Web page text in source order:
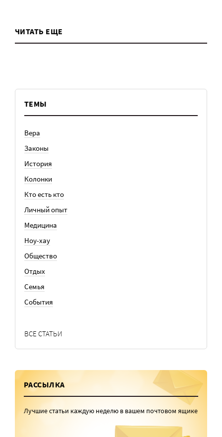
ЧИТАТЬ ЕЩЕ
ТЕМЫ
Вера
Законы
История
Колонки
Кто есть кто
Личный опыт
Медицина
Ноу-хау
Общество
Отдых
Семья
События
ВСЕ СТАТЬИ
РАССЫЛКА
Лучшие статьи каждую неделю в вашем почтовом ящике